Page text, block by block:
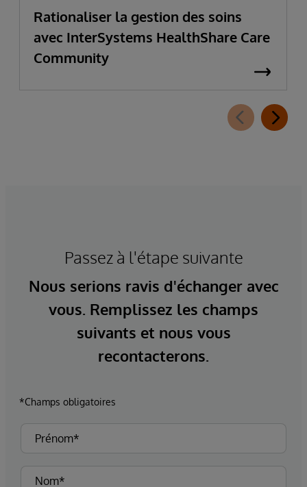
Rationaliser la gestion des soins
avec InterSystems HealthShare Care
Community
Passez à l'étape suivante
Nous serions ravis d'échanger avec
vous. Remplissez les champs
suivants et nous vous
recontacterons.
*Champs obligatoires